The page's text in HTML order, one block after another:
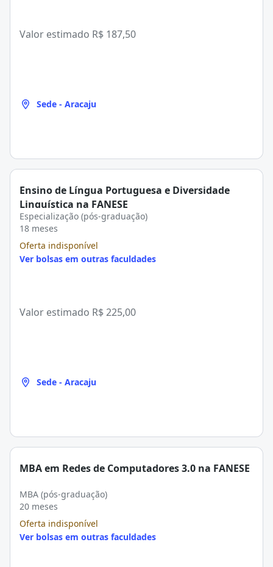
Valor estimado R$ 187,50
Sede - Aracaju
Ensino de Língua Portuguesa e Diversidade
Linguística na FANESE
Especialização (pós-graduação)
18 meses
Oferta indisponível
Ver bolsas em outras faculdades
Valor estimado R$ 225,00
Sede - Aracaju
MBA em Redes de Computadores 3.0 na FANESE
MBA (pós-graduação)
20 meses
Oferta indisponível
Ver bolsas em outras faculdades